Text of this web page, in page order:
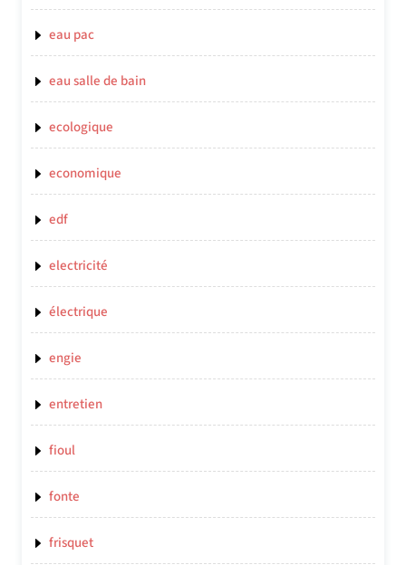
eau pac
eau salle de bain
ecologique
economique
edf
electricité
électrique
engie
entretien
fioul
fonte
frisquet